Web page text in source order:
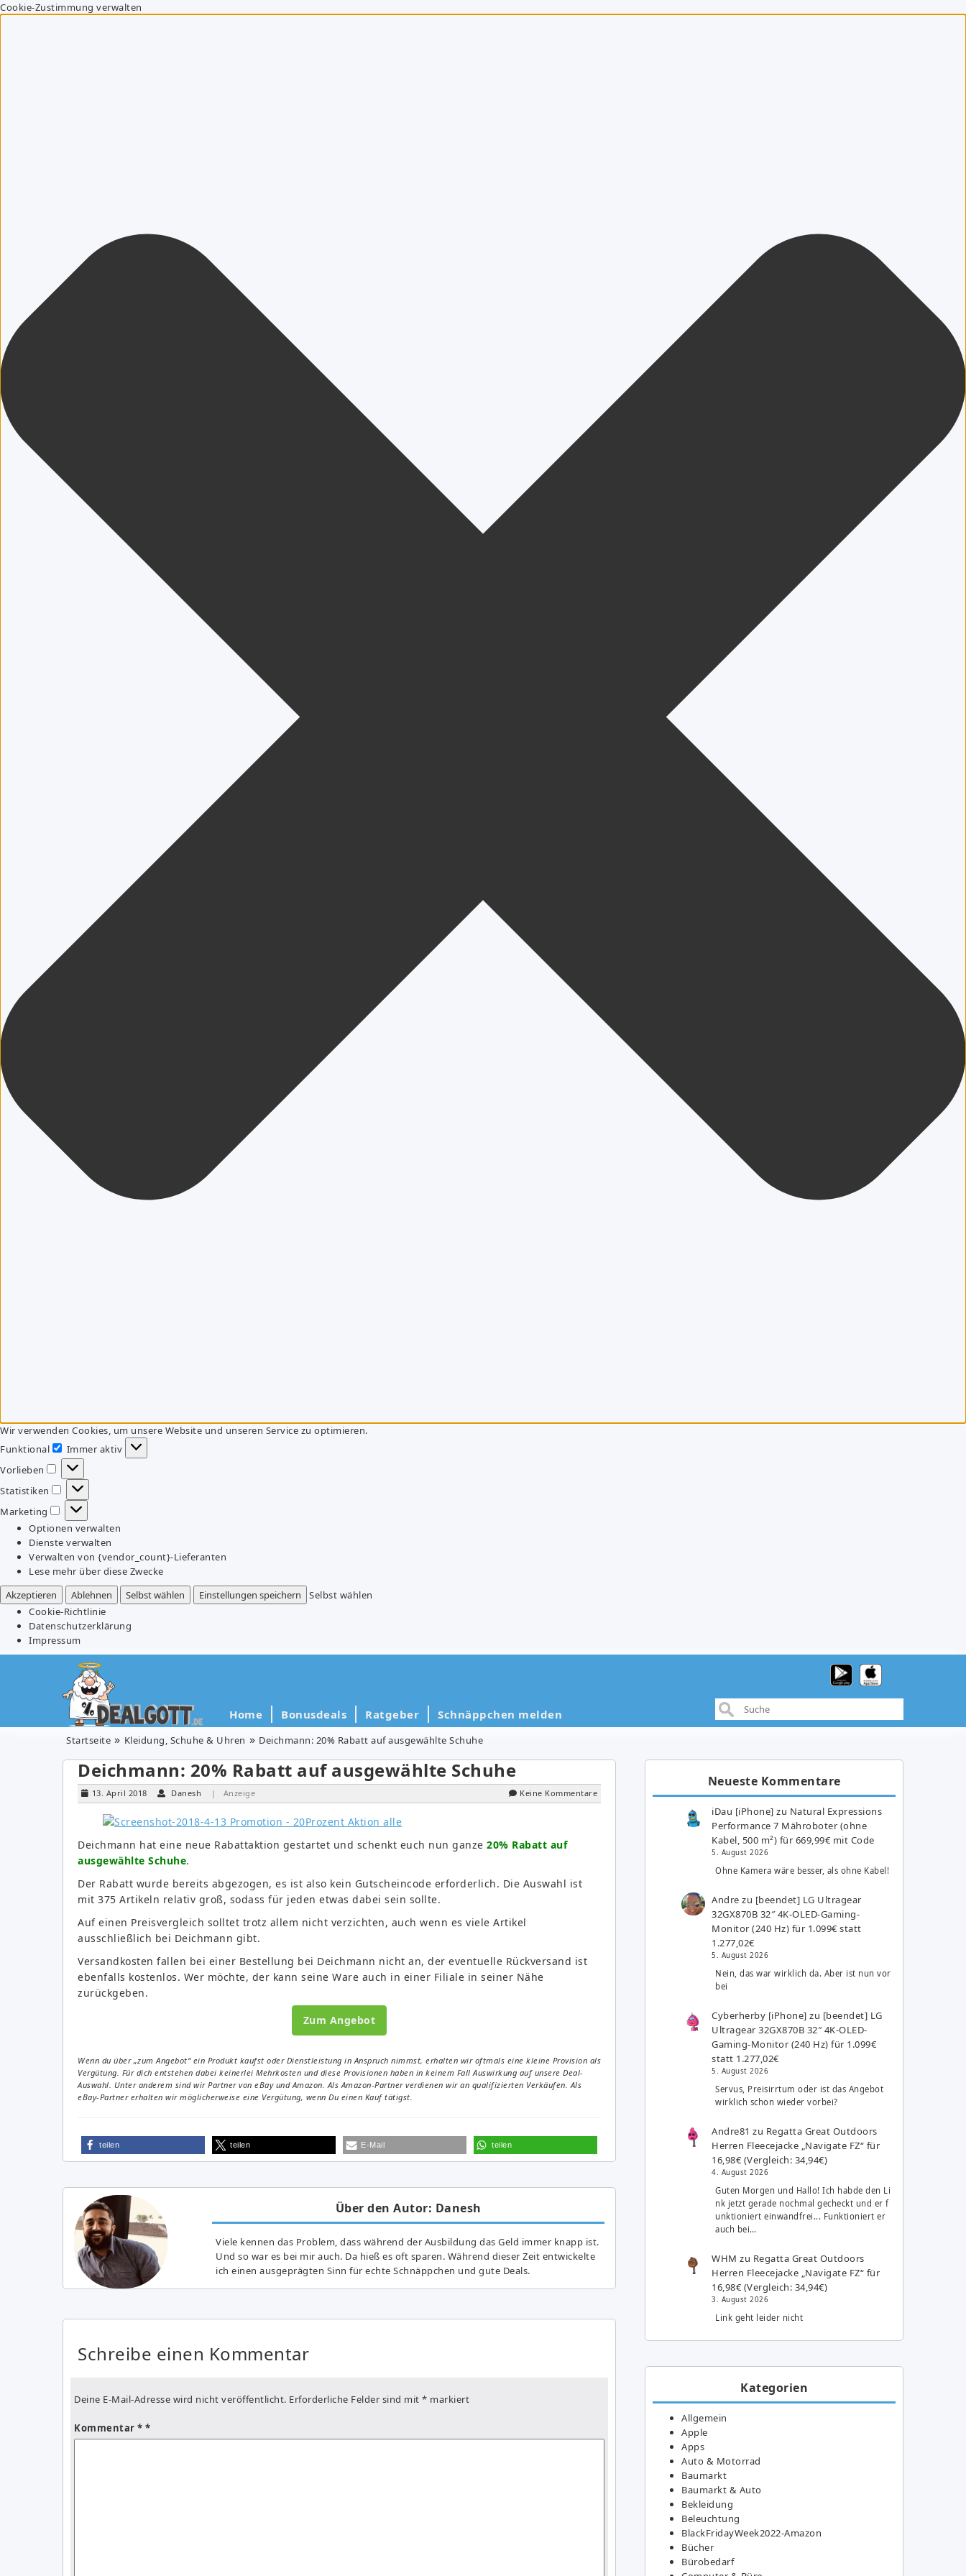
Cookie-Zustimmung verwalten
Wir verwenden Cookies, um unsere Website und unseren Service zu optimieren.
Funktional
Funktional
Immer aktiv
Vorlieben
Vorlieben
Statistiken
Statistiken
Marketing
Marketing
Optionen verwalten
Dienste verwalten
Verwalten von {vendor_count}-Lieferanten
Lese mehr über diese Zwecke
Akzeptieren
Ablehnen Selbst wählen Einstellungen speichern
Selbst wählen
Cookie-Richtlinie
Datenschutzerklärung
Impressum
Home Bonusdeals Ratgeber Schnäppchen melden
Startseite Kleidung, Schuhe & Uhren Deichmann: 20% Rabatt auf ausgewählte Schuhe
Deichmann: 20% Rabatt auf ausgewählte Schuhe
13. April 2018 Danesh | Anzeige Keine Kommentare
Deichmann hat eine neue Rabattaktion gestartet und schenkt euch nun ganze 20% Rabatt auf
ausgewählte Schuhe.
Der Rabatt wurde bereits abgezogen, es ist also kein Gutscheincode erforderlich. Die Auswahl ist
mit 375 Artikeln relativ groß, sodass für jeden etwas dabei sein sollte.
Auf einen Preisvergleich solltet trotz allem nicht verzichten, auch wenn es viele Artikel
ausschließlich bei Deichmann gibt.
Versandkosten fallen bei einer Bestellung bei Deichmann nicht an, der eventuelle Rückversand ist
ebenfalls kostenlos. Wer möchte, der kann seine Ware auch in einer Filiale in seiner Nähe
zurückgeben.
Zum Angebot
Wenn du über „zum Angebot“ ein Produkt kaufst oder Dienstleistung in Anspruch nimmst, erhalten wir oftmals eine kleine Provision als
Vergütung. Für dich entstehen dabei keinerlei Mehrkosten und diese Provisionen haben in keinem Fall Auswirkung auf unsere Deal-
Auswahl. Unter anderem sind wir Partner von eBay und Amazon. Als Amazon-Partner verdienen wir an qualifizierten Verkäufen. Als
eBay-Partner erhalten wir möglicherweise eine Vergütung, wenn Du einen Kauf tätigst.
teilen teilen E-Mail teilen
Über den Autor: Danesh
Viele kennen das Problem, dass während der Ausbildung das Geld immer knapp ist.
Und so war es bei mir auch. Da hieß es oft sparen. Während dieser Zeit entwickelte
ich einen ausgeprägten Sinn für echte Schnäppchen und gute Deals.
Schreibe einen Kommentar
Deine E-Mail-Adresse wird nicht veröffentlicht. Erforderliche Felder sind mit * markiert
Kommentar *
Neueste Kommentare
iDau [iPhone] zu Natural Expressions
Performance 7 Mähroboter (ohne
Kabel, 500 m²) für 669,99€ mit Code
5. August 2026
Ohne Kamera wäre besser, als ohne Kabel!
Andre zu [beendet] LG Ultragear
32GX870B 32″ 4K-OLED-Gaming-
Monitor (240 Hz) für 1.099€ statt
1.277,02€
5. August 2026
Nein, das war wirklich da. Aber ist nun vor
bei
Cyberherby [iPhone] zu [beendet] LG
Ultragear 32GX870B 32″ 4K-OLED-
Gaming-Monitor (240 Hz) für 1.099€
statt 1.277,02€
5. August 2026
Servus, Preisirrtum oder ist das Angebot
wirklich schon wieder vorbei?
Andre81 zu Regatta Great Outdoors
Herren Fleecejacke „Navigate FZ“ für
16,98€ (Vergleich: 34,94€)
4. August 2026
Guten Morgen und Hallo! Ich habde den Li
nk jetzt gerade nochmal gecheckt und er f
unktioniert einwandfrei... Funktioniert er
auch bei…
WHM zu Regatta Great Outdoors
Herren Fleecejacke „Navigate FZ“ für
16,98€ (Vergleich: 34,94€)
3. August 2026
Link geht leider nicht
Kategorien
Allgemein
Apple
Apps
Auto & Motorrad
Baumarkt
Baumarkt & Auto
Bekleidung
Beleuchtung
BlackFridayWeek2022-Amazon
Bücher
Bürobedarf